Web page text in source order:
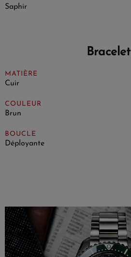
Saphir
Bracelet
MATIÈRE
Cuir
COULEUR
Brun
BOUCLE
Déployante